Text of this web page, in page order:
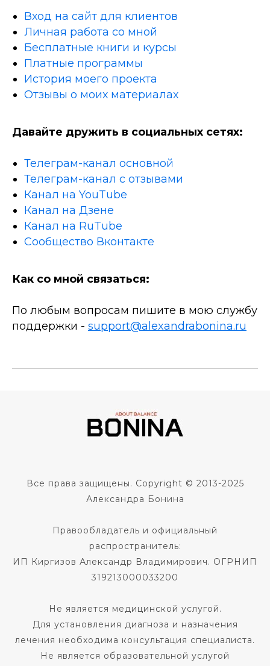
Вход на сайт для клиентов
Личная работа со мной
Бесплатные книги и курсы
Платные программы
История моего проекта
Отзывы о моих материалах
Давайте дружить в социальных сетях:
Телеграм-канал основной
Телеграм-канал с отзывами
Канал на YouTube
Канал на Дзене
Канал на RuTube
Сообщество Вконтакте
Как со мной связаться:
По любым вопросам пишите в мою службу
поддержки - support@alexandrabonina.ru
Все права защищены. Copyright © 2013-2025
Александра Бонина
Правообладатель и официальный
распространитель:
ИП Киргизов Александр Владимирович. ОГРНИП
319213000033200
Не является медицинской услугой.
Для установления диагноза и назначения
лечения необходима консультация специалиста.
Не является образовательной услугой